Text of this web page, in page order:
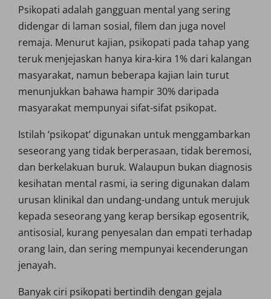
Psikopati adalah gangguan mental yang sering
didengar di laman sosial, filem dan juga novel
remaja. Menurut kajian, psikopati pada tahap yang
teruk menjejaskan hanya kira-kira 1% dari kalangan
masyarakat, namun beberapa kajian lain turut
menunjukkan bahawa hampir 30% daripada
masyarakat mempunyai sifat-sifat psikopat.
Istilah ‘psikopat’ digunakan untuk menggambarkan
seseorang yang tidak berperasaan, tidak beremosi,
dan berkelakuan buruk. Walaupun bukan diagnosis
kesihatan mental rasmi, ia sering digunakan dalam
urusan klinikal dan undang-undang untuk merujuk
kepada seseorang yang kerap bersikap egosentrik,
antisosial, kurang penyesalan dan empati terhadap
orang lain, dan sering mempunyai kecenderungan
jenayah.
Banyak ciri psikopati bertindih dengan gejala